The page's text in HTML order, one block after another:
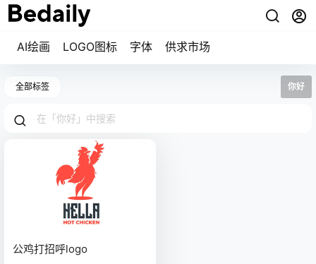
AI绘画 LOGO图标 字体 供求市场
全部标签 你好
公鸡打招呼logo